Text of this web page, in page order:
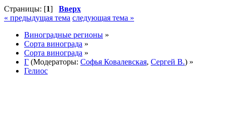
Страницы: [1] Вверх
« предыдущая тема следующая тема »
Виноградные регионы »
Сорта винограда »
Сорта винограда »
Г (Модераторы: Софья Ковалевская, Сергей В.) »
Гелиос